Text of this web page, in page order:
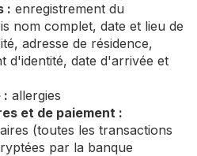
: enregistrement du
nom complet, date et lieu de
adresse de résidence,
d'identité, date d'arrivée et
: allergies
et de paiement :
(toutes les transactions
par la banque